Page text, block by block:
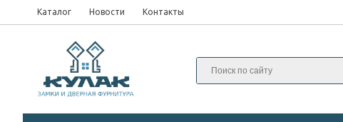
Каталог Новости Контакты